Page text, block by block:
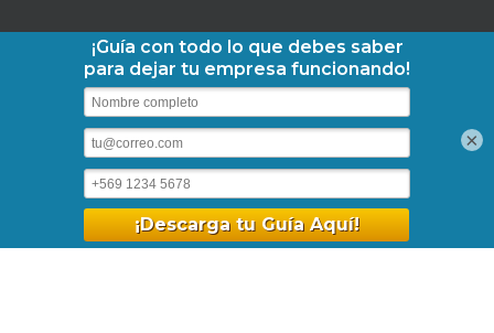
Copyright 2013-2026 AbogaDOC | Teléfono:+56-2-3210-6610
contacto@abogadoc.com
Providencia. | Horario: Lunes a Viernes 09:30 - 18:30
×